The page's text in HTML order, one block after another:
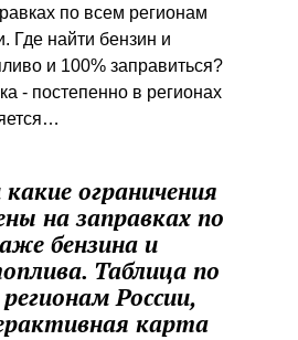
по всем регионам
Где найти бензин и
и 100% заправиться?
- постепенно в регионах
какие ограничения
на заправках по
бензина и
Таблица по
России,
карта